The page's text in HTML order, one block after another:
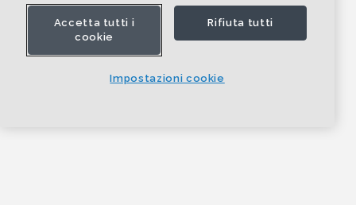
Accetta tutti i
cookie
Rifiuta tutti
Impostazioni cookie